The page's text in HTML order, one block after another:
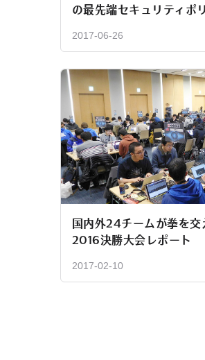
の最先端セキュリティポ
2017-06-26
国内外24チームが拳を
2016決勝大会レポート
2017-02-10